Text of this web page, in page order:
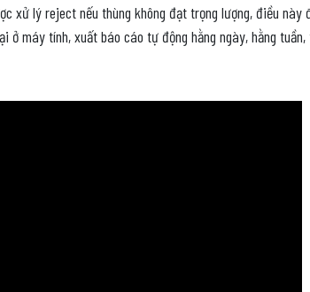
xử lý reject nếu thùng không đạt trọng lượng, điều
ở máy tính, xuất báo cáo tự động hằng ngày, hằng tuần,